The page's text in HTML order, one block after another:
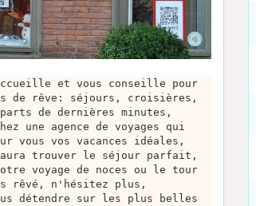
et vous conseille pour
de rêve: séjours, croisières,
de dernières minutes,
une agence de voyages qui
vous vos vacances idéales,
trouver le séjour parfait,
voyage de noces ou le tour
rêvé, n'hésitez plus,
détendre sur les plus belles